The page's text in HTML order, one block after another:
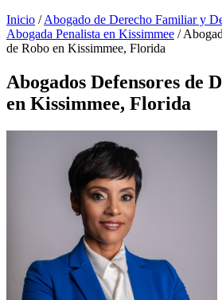
Inicio /Abogado de Derecho Familiar y
Abogada Penalista en Kissimmee /
de Robo en Kissimmee, Florida
Abogados Defensores de
en Kissimmee, Florida